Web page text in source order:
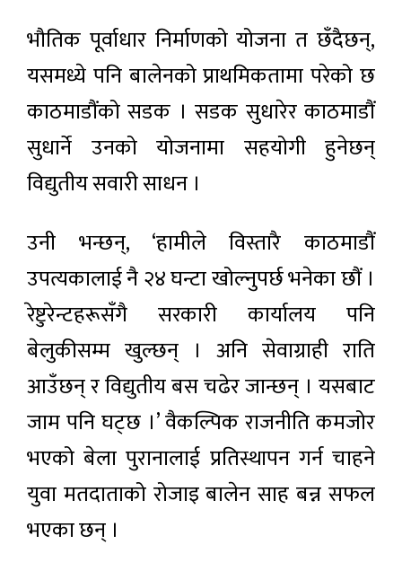
भौतिक पूर्वाधार निर्माणको योजना त छँदैछन्,
यसमध्ये पनि बालेनको प्राथमिकतामा परेको छ
काठमाडौंको सडक । सडक सुधारेर काठमाडौं
सुधार्ने उनको योजनामा सहयोगी हुनेछन्
विद्युतीय सवारी साधन ।
उनी भन्छन्, ‘हामीले विस्तारै काठमाडौं
उपत्यकालाई नै २४ घन्टा खोल्नुपर्छ भनेका छौं ।
रेष्टुरेन्टहरूसँगै सरकारी कार्यालय पनि
बेलुकीसम्म खुल्छन् । अनि सेवाग्राही राति
आउँछन् र विद्युतीय बस चढेर जान्छन् । यसबाट
जाम पनि घट्छ ।’ वैकल्पिक राजनीति कमजोर
भएको बेला पुरानालाई प्रतिस्थापन गर्न चाहने
युवा मतदाताको रोजाइ बालेन साह बन्न सफल
भएका छन् ।